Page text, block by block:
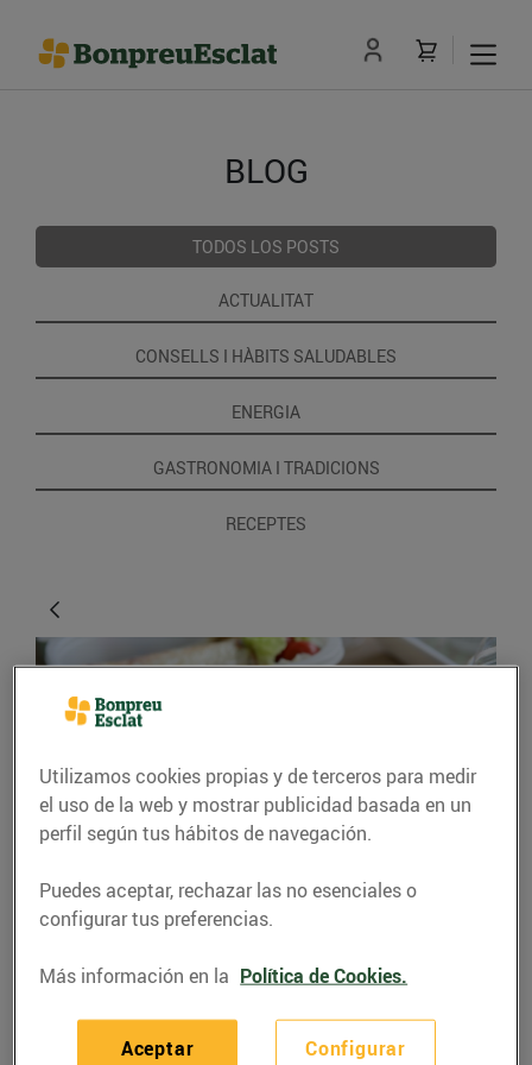
BLOG
TODOS LOS POSTS
ACTUALITAT
CONSELLS I HÀBITS SALUDABLES
ENERGIA
GASTRONOMIA I TRADICIONS
RECEPTES
CONSEJOS Y HÁBITOS SALUDABLES
Et toca dinar fora de
casa?
Utilizamos cookies propias y de terceros para medir
el uso de la web y mostrar publicidad basada en un
perfil según tus hábitos de navegación.
Puedes aceptar, rechazar las no esenciales o
configurar tus preferencias.
Más información en la Política de Cookies.
Configurar
Aceptar